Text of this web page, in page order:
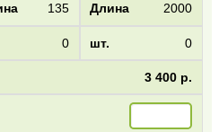
135 2000
0 0
3 400 р.